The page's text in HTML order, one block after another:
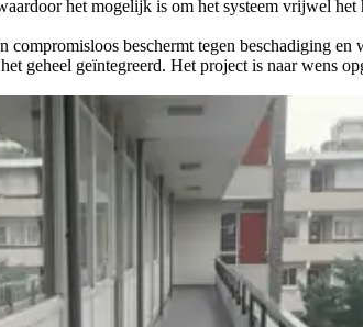
het mogelijk is om het systeem vrijwel het
beschermt tegen beschadiging
geheel geïntegreerd. Het project is naar wens